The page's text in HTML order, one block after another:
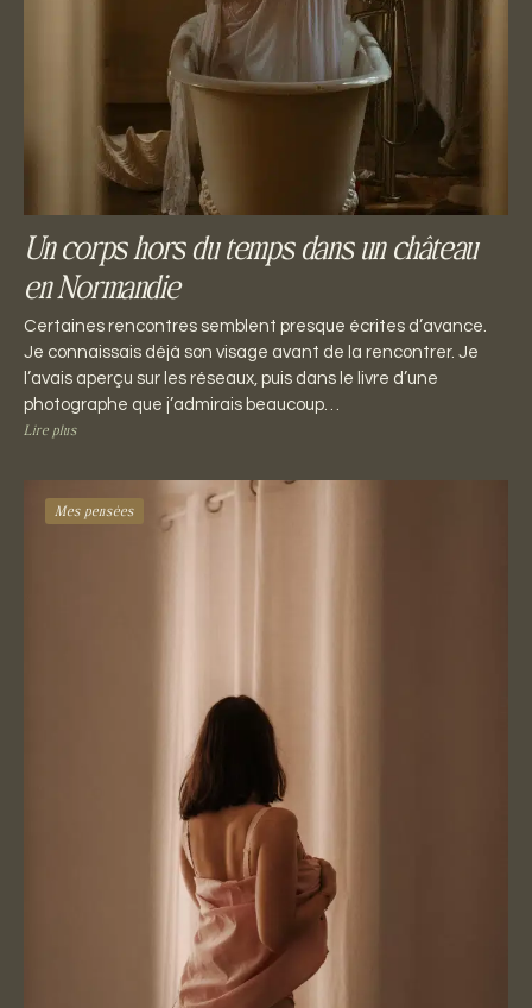
Un corps hors du temps dans un château
en Normandie
Certaines rencontres semblent presque écrites d’avance.
Je connaissais déjà son visage avant de la rencontrer. Je
l’avais aperçu sur les réseaux, puis dans le livre d’une
photographe que j’admirais beaucoup…
Lire plus
Mes pensées